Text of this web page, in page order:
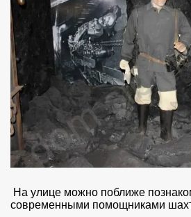
На улице можно поближе
современными помощниками